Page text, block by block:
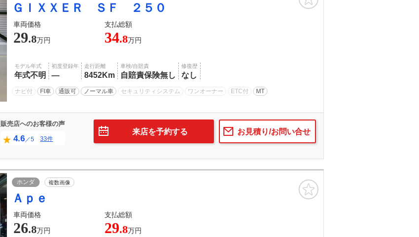
ＧＩＸＸＥＲ ＳＦ ２５０
車両価格 支払総額
29.8万円 34.8万円
モデル年式
年式不明
初度登録年
―
走行距離
8452Km
車検/自賠責
自賠責保険無し
修復歴
なし
ナビ付 FI車 通販可 ノーマル車 セキュリティシステム ワンオーナー ETC付 MT
販売店へのお客様の声
4.6／5 33件
お見積り/お問い合せ
来店を予約する
ホンダ 複数画像
Ａｐｅ
車両価格 支払総額
26.8万円 29.8万円